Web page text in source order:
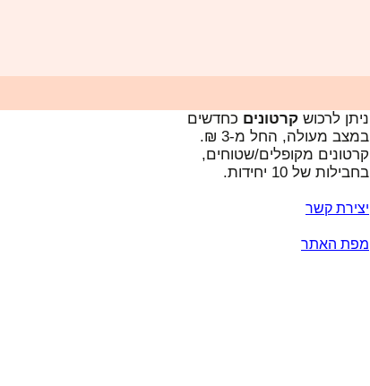
ניתן לרכוש קרטונים כחדשים
במצב מעולה, החל מ-3 ₪.
קרטונים מקופלים/שטוחים,
בחבילות של 10 יחידות.
יצירת קשר
מפת האתר